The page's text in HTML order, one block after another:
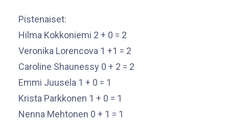
Pistenaiset:
Hilma Kokkoniemi 2 + 0 = 2
Veronika Lorencova 1 +1 = 2
Caroline Shaunessy 0 + 2 = 2
Emmi Juusela 1 + 0 = 1
Krista Parkkonen 1 + 0 = 1
Nenna Mehtonen 0 + 1 = 1